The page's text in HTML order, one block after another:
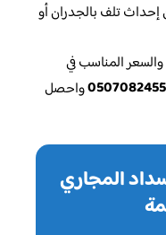
تلف بالجدران أو
المناسب في
0507082455واحصل
المجاري